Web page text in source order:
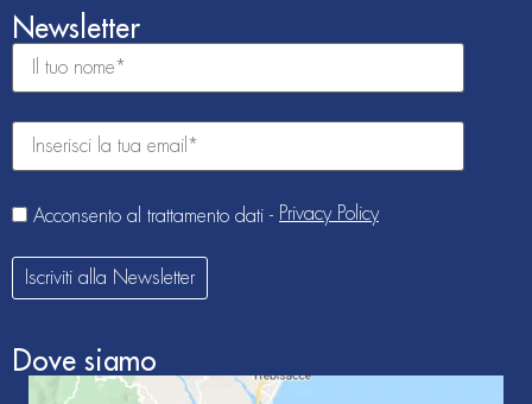
Newsletter
Acconsento al trattamento dati - Privacy Policy
Iscriviti alla Newsletter
Dove siamo